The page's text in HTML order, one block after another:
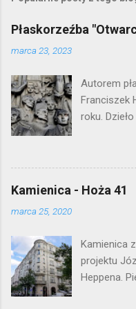
Płaskorzeźba
marca 23, 2023
Autorem
Franciszek
roku.
Kamienica - Hoża 41
marca 25, 2020
Kamienica
projektu
Heppena.